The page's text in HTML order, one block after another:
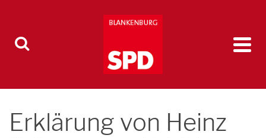
Erklärung von Heinz